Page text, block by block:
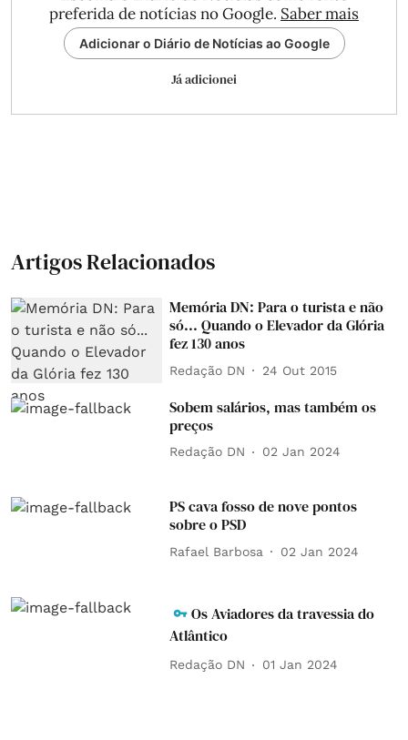
preferida de notícias no Google. Saber mais
Adicionar o Diário de Notícias ao Google
Já adicionei
Artigos Relacionados
Memória DN: Para o turista e não
só... Quando o Elevador da Glória
fez 130 anos
Redação DN 24 Out 2015
Sobem salários, mas também os
preços
Redação DN 02 Jan 2024
PS cava fosso de nove pontos
sobre o PSD
Rafael Barbosa 02 Jan 2024
Os Aviadores da travessia do
Atlântico
Redação DN 01 Jan 2024